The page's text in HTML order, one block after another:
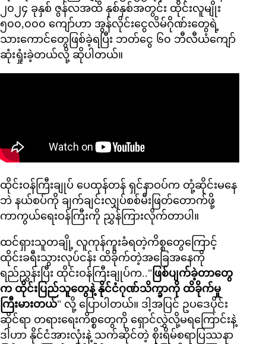
၂၀၂၄ ခုနှစ် ဇွန်လအထိ နှစ်နှစ်အတွင်း ထိုင်းလူမျိုး
၅၀၀,၀၀၀ ကျော်ဟာ အွန်လိုင်းငွေလိမ်ဂိုဏ်းတွေရဲ့
သားကောင်တွေဖြစ်ခဲ့ရပြီး ဘတ်ငွေ ၆၀ ဘီလီယံကျော်
ဆုံးရှုံးခဲ့တယ်လို့ ဆိုပါတယ်။
ထိုင်းဝန်ကြီးချုပ် ပေထုန်တန် ရှင်နာဝပ်က တုံ့ဆိုင်းမနေ
ဘဲ နယ်စပ်ကို ချက်ချင်းလျှပ်စစ်မီးဖြတ်တောက်ဖို့
ကာကွယ်ရေးဝန်ကြီးကို ညွှန်ကြားလိုက်တာပါ။
ထင်ရှားသူတချို့ လူကုန်ကူးခံရတဲ့ကိစ္စတွေကြောင့်
ထိုင်းခရီးသွားလုပ်ငန်း ထိခိုက်တဲ့အခြေအနေကို
ရည်ညွှန်းပြီး ထိုင်းဝန်ကြီးချုပ်က.." ဖြစ်ပျက်ခဲ့တာတွေ
က ထိုင်းပြည်သူတွေနဲ့ နိုင်ငံဂုဏ်သိက္ခာကို ထိခိုက်မှု
ကြီးမားတယ်" လို့ ပြောပါတယ်။ ဒါ့အပြင် ဥပဒေပိုင်း
ဆိုင်ရာ တရားရေးကိစ္စတွေကို ရှောင်လွှဲလို့မရကြောင်းနဲ့
ဒါဟာ နိုင်ငံအားလုံးနဲ့ သက်ဆိုင်တဲ့ စိုးရိမ်စရာပြဿနာ